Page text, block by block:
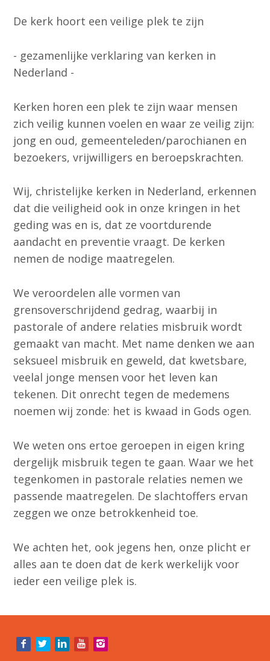
De kerk hoort een veilige plek te zijn
- gezamenlijke verklaring van kerken in
Nederland -
Kerken horen een plek te zijn waar mensen
zich veilig kunnen voelen en waar ze veilig zijn:
jong en oud, gemeenteleden/parochianen en
bezoekers, vrijwilligers en beroepskrachten.
Wij, christelijke kerken in Nederland, erkennen
dat die veiligheid ook in onze kringen in het
geding was en is, dat ze voortdurende
aandacht en preventie vraagt. De kerken
nemen de nodige maatregelen.
We veroordelen alle vormen van
grensoverschrijdend gedrag, waarbij in
pastorale of andere relaties misbruik wordt
gemaakt van macht. Met name denken we aan
seksueel misbruik en geweld, dat kwetsbare,
veelal jonge mensen voor het leven kan
tekenen. Dit onrecht tegen de medemens
noemen wij zonde: het is kwaad in Gods ogen.
We weten ons ertoe geroepen in eigen kring
dergelijk misbruik tegen te gaan. Waar we het
tegenkomen in pastorale relaties nemen we
passende maatregelen. De slachtoffers ervan
zeggen we onze betrokkenheid toe.
We achten het, ook jegens hen, onze plicht er
alles aan te doen dat de kerk werkelijk voor
ieder een veilige plek is.
Bezoek
onze